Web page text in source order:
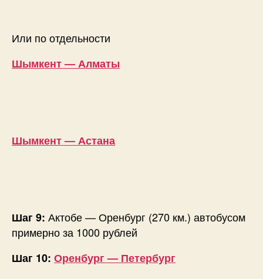
Или по отдельности
Шымкент — Алматы
Шымкент — Астана
Шаг 9: Актобе — Оренбург (270 км.) автобусом
примерно за 1000 рублей
Шаг 10: Оренбург — Петербург